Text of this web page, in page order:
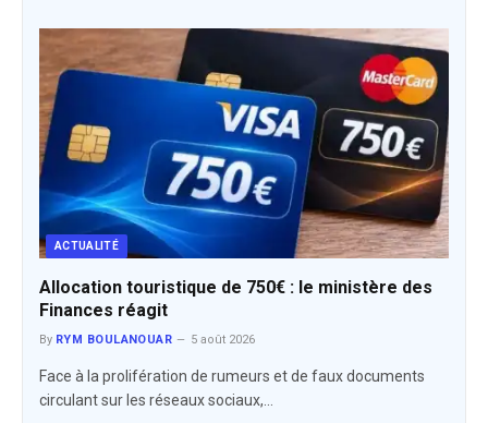
ACTUALITÉ
Allocation touristique de 750€ : le ministère des
Finances réagit
By RYM BOULANOUAR 5 août 2026
​Face à la prolifération de rumeurs et de faux documents
circulant sur les réseaux sociaux,…